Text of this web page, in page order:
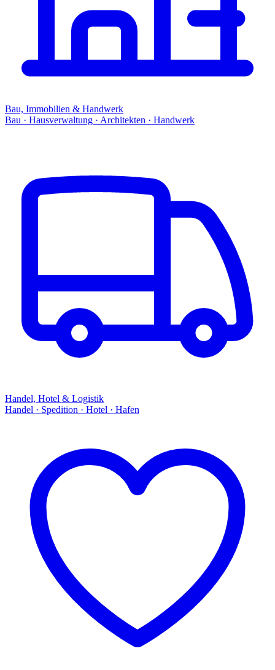
Bau, Immobilien & Handwerk
Bau · Hausverwaltung · Architekten · Handwerk
Handel, Hotel & Logistik
Handel · Spedition · Hotel · Hafen